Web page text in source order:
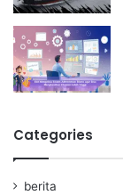
Categories
berita